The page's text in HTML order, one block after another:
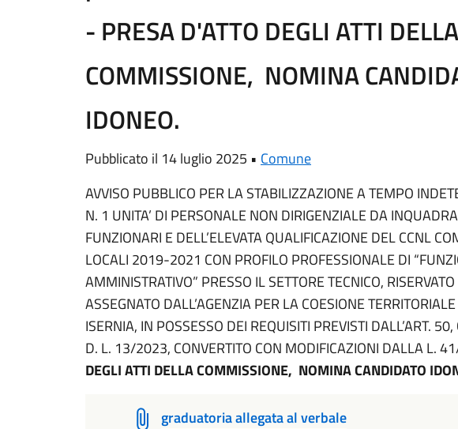
- PRESA D'ATTO DEGLI ATTI DELLA
COMMISSIONE, NOMINA
IDONEO.
Pubblicato il 14 luglio 2025 • Comune
AVVISO PUBBLICO PER LA STABILIZZAZIONE A TEMPO
N. 1 UNITA’ DI PERSONALE NON DIRIGENZIALE DA
FUNZIONARI E DELL’ELEVATA QUALIFICAZIONE DEL CCNL
LOCALI 2019-2021 CON PROFILO PROFESSIONALE DI
AMMINISTRATIVO” PRESSO IL SETTORE TECNICO,
ASSEGNATO DALL’AGENZIA PER LA COESIONE
ISERNIA, IN POSSESSO DEI REQUISITI PREVISTI DALL’ART.
D. L. 13/2023, CONVERTITO CON MODIFICAZIONI DALLA L.
DEGLI ATTI DELLA COMMISSIONE, NOMINA CANDIDATO
graduatoria allegata al verbale